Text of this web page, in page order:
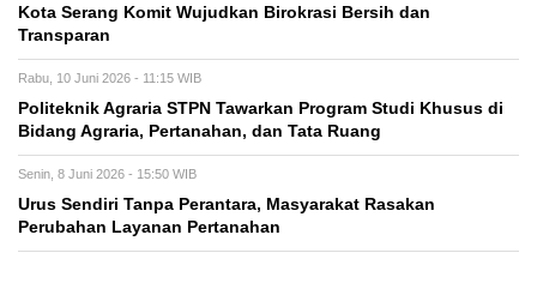
Kota Serang Komit Wujudkan Birokrasi Bersih dan
Transparan
Rabu, 10 Juni 2026 - 11:15 WIB
Politeknik Agraria STPN Tawarkan Program Studi Khusus di
Bidang Agraria, Pertanahan, dan Tata Ruang
Senin, 8 Juni 2026 - 15:50 WIB
Urus Sendiri Tanpa Perantara, Masyarakat Rasakan
Perubahan Layanan Pertanahan